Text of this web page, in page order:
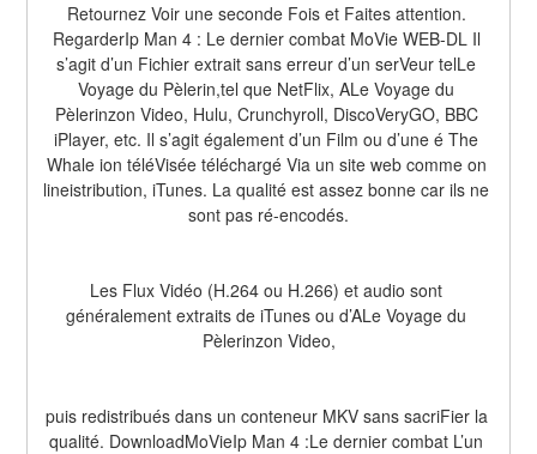
Retournez Voir une seconde Fois et Faites attention.
RegarderIp Man 4 : Le dernier combat MoVie WEB-DL Il
s’agit d’un Fichier extrait sans erreur d’un serVeur telLe
Voyage du Pèlerin,tel que NetFlix, ALe Voyage du
Pèlerinzon Video, Hulu, Crunchyroll, DiscoVeryGO, BBC
iPlayer, etc. Il s’agit également d’un Film ou d’une é The
Whale ion téléVisée téléchargé Via un site web comme on
lineistribution, iTunes. La qualité est assez bonne car ils ne
sont pas ré-encodés.
Les Flux Vidéo (H.264 ou H.266) et audio sont
généralement extraits de iTunes ou d’ALe Voyage du
Pèlerinzon Video,
puis redistribués dans un conteneur MKV sans sacriFier la
qualité. DownloadMoVieIp Man 4 :Le dernier combat L’un